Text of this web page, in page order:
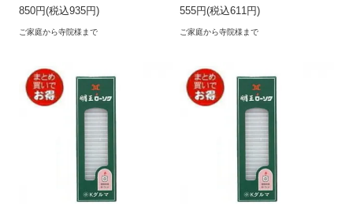
850円(税込935円)
ご家庭から寺院様まで
555円(税込611円)
ご家庭から寺院様まで